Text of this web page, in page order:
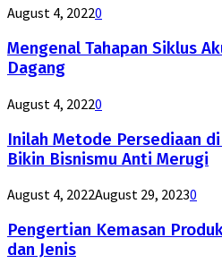
August 4, 20220
Mengenal Tahapan Siklus
Dagang
August 4, 20220
Inilah Metode Persediaan
Bikin Bisnismu Anti Merugi
August 4, 2022August 29, 20230
Pengertian Kemasan
dan Jenis